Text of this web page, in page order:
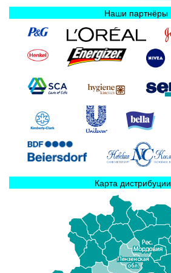
Наши партнёры
Карта дистрибуции